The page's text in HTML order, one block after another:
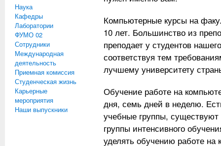
Наука
Кафедры
Лаборатории
ФУМО 02
Сотрудники
Международная
деятельность
Приемная комиссия
Студенческая жизнь
Карьерные
мероприятия
Наши выпускники
Компьютерные курсы на
10 лет. Большинство из
преподает у студентов
соответствуя тем
лучшему университету
Обучение работе на
дня, семь дней в неделю.
учебные группы, существуют
группы интенсивного
уделять обучению работе